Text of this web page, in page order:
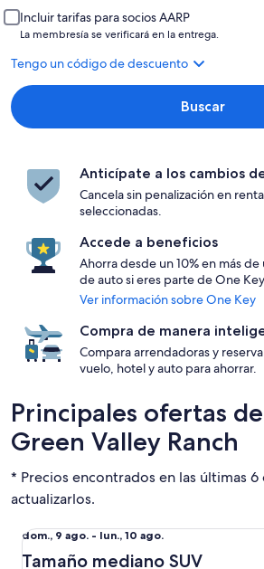
Incluir tarifas para socios AARP
La membresía se verificará en la entrega.
Tengo un código de descuento
Buscar
Anticípate a los cambios
Cancela sin penalización en
seleccionadas.
Accede a beneficios
Ahorra desde un 10% en más
de auto si eres parte de One
Ver información sobre One Key
Compra de manera
Compara arrendadoras y
vuelo, hotel y auto para ahorrar.
Principales ofertas
Green Valley Ranch
* Precios encontrados en las últimas 6
actualizarlos.
Del
dom.,
dom., 9 ago. - lun., 10 ago.
Tamaño mediano SUV
Tamaño mediano SUV Nissan Rogue